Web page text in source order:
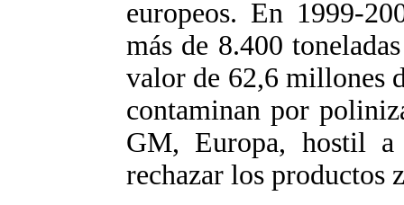
europeos. En 1999-
más de 8.400
valor de 62,6 millones
contaminan por
GM, Europa, hostil
rechazar los productos